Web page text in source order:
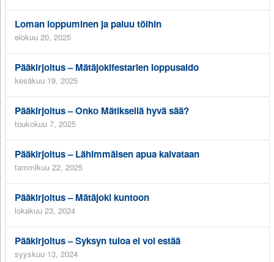
Loman loppuminen ja paluu töihin
elokuu 20, 2025
Pääkirjoitus – Mätäjokifestarien loppusaldo
kesäkuu 19, 2025
Pääkirjoitus – Onko Mätiksellä hyvä sää?
toukokuu 7, 2025
Pääkirjoitus – Lähimmäisen apua kaivataan
tammikuu 22, 2025
Pääkirjoitus – Mätäjoki kuntoon
lokakuu 23, 2024
Pääkirjoitus – Syksyn tuloa ei voi estää
syyskuu 13, 2024